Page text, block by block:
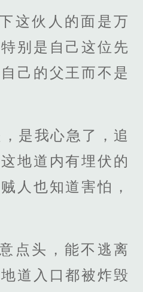
这伙人的面是万
别是自己这位先
己的父王而不是
是我心急了，追
地道内有埋伏的
人也知道害怕，
点头，能不逃离
道入口都被炸毁